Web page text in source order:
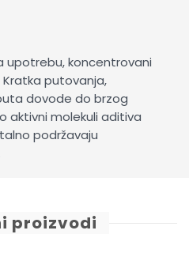
upotrebu, koncentrovani
Kratka putovanja,
dovode do brzog
aktivni molekuli aditiva
podržavaju
proizvodi